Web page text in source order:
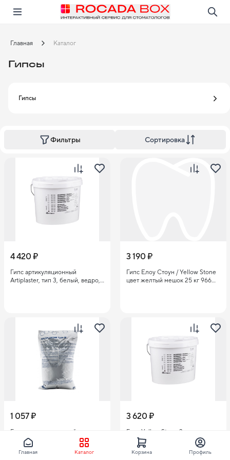
Открыть в приложении!
Главная Каталог
Гипсы
Гипсы
Фильтры Сортировка
4 420 ₽
Гипс артикуляционный
Artiplaster, тип 3, белый, ведро,
3 190 ₽
Гипс Елоу Стоун / Yellow Stone
цвет желтый мешок 25 кг 966
1 057 ₽
Гипс артикуляционный
Artiplaster, 3 класс, алу-пакет,
4кг ЧЗ
3 620 ₽
Гипс Yellow Stone 3 класс,
желтый, ведро, 20кг ЧЗ
Главная Каталог Корзина Профиль